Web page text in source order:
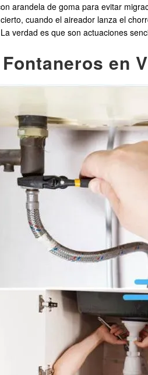
arandela de goma para evitar
cuando el aireador lanza el
verdad es que son actuaciones
Fontaneros en